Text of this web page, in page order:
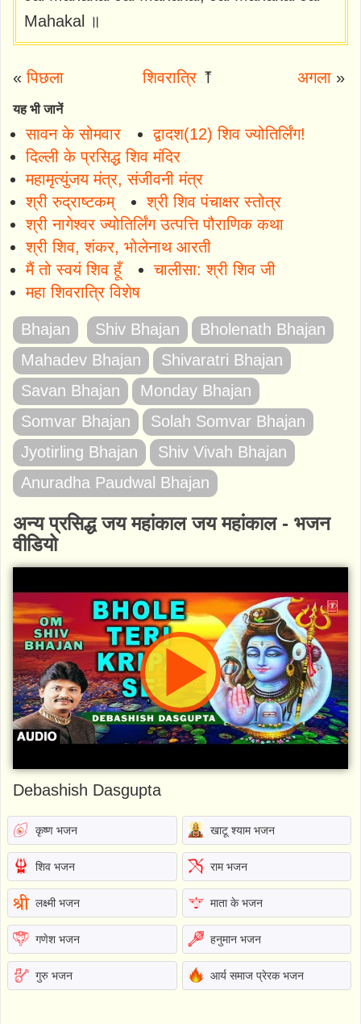
Mahakal ॥
«पिछला शिवरात्रि⤒ अगला»
यह भी जानें
सावन के सोमवार
द्वादश(12) शिव ज्योतिर्लिंग!
दिल्ली के प्रसिद्ध शिव मंदिर
महामृत्युंजय मंत्र, संजीवनी मंत्र
श्री रुद्राष्टकम्
श्री शिव पंचाक्षर स्तोत्र
श्री नागेश्वर ज्योतिर्लिंग उत्पत्ति पौराणिक कथा
श्री शिव, शंकर, भोलेनाथ आरती
मैं तो स्वयं शिव हूँ
चालीसा: श्री शिव जी
महा शिवरात्रि विशेष
Bhajan Shiv Bhajan
Bholenath Bhajan
Mahadev Bhajan
Shivaratri Bhajan
Savan Bhajan
Monday Bhajan
Somvar Bhajan
Solah Somvar Bhajan
Jyotirling Bhajan
Shiv Vivah Bhajan
Anuradha Paudwal Bhajan
अन्य प्रसिद्ध जय महांकाल जय महांकाल - भजन
वीडियो
Debashish Dasgupta
कृष्ण भजन खाटू श्याम भजन
शिव भजन राम भजन
लक्ष्मी भजन माता के भजन
गणेश भजन हनुमान भजन
गुरु भजन आर्य समाज प्रेरक भजन